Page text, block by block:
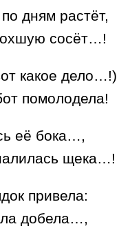
дням растёт,
сосёт…!
какое дело…!)
помолодела!
её бока…,
щека…!
привела:
добела…,